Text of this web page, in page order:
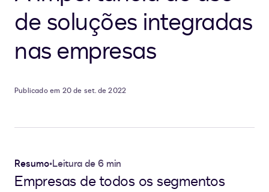
de soluções integradas
nas empresas
Publicado em 20 de set. de 2022
Resumo•Leitura de 6 min
Empresas de todos os segmentos